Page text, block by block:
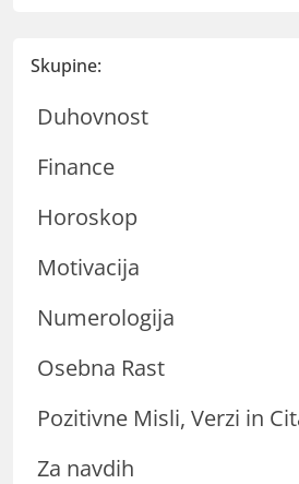
Skupine:
Duhovnost
Finance
Horoskop
Motivacija
Numerologija
Osebna Rast
Pozitivne Misli, Verzi in
Za navdih